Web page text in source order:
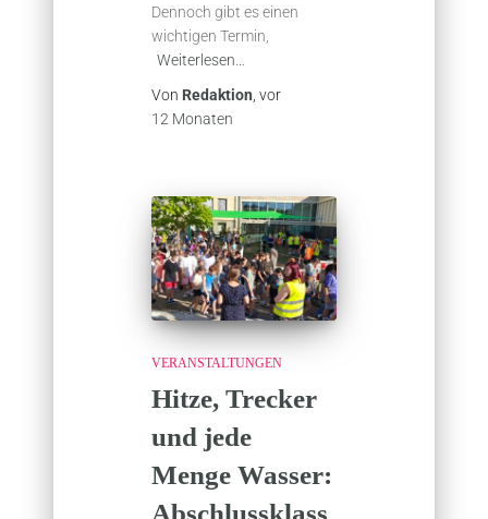
Dennoch gibt es einen
wichtigen Termin,
Weiterlesen…
Von Redaktion, vor
12 Monaten
VERANSTALTUNGEN
Hitze, Trecker
und jede
Menge Wasser:
Abschlussklass